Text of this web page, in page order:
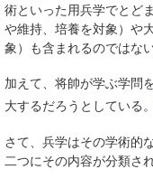
術といった用兵学でとど
や維持、培養を対象）や
象）も含まれるのではな
加えて、将帥が学ぶ学問
大するだろうとしている。
さて、兵学はその学術的
二つにその内容が分類さ